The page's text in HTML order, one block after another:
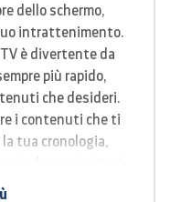
dello schermo,
intrattenimento.
è divertente da
più rapido,
che desideri.
i contenuti che ti
tua cronologia,
di accedere